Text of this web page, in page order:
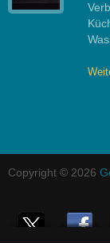
Copyright © 2026